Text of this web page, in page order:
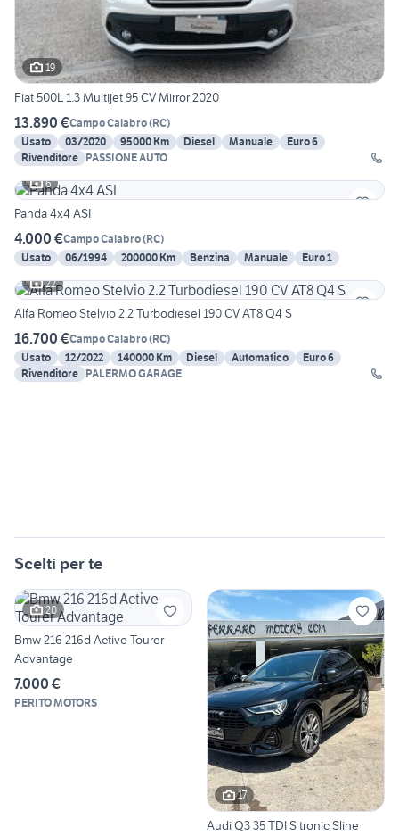
19
Fiat 500L 1.3 Multijet 95 CV Mirror 2020
13.890 €Campo Calabro(RC)
Usato
03/2020 95000 Km Diesel Manuale
Euro 6
Rivenditore PASSIONE AUTO
6
Panda 4x4 ASI
4.000 €Campo Calabro(RC)
Usato
06/1994 200000 Km Benzina Manuale
Euro 1
22
Alfa Romeo Stelvio 2.2 Turbodiesel 190 CV AT8 Q4 S
16.700 €Campo Calabro(RC)
Usato
12/2022 140000 Km Diesel Automatico
Euro 6
Rivenditore PALERMO GARAGE
Scelti per te
20
Bmw 216 216d Active Tourer
Advantage
7.000 €
PERITO MOTORS
17
Audi Q3 35 TDI S tronic Sline